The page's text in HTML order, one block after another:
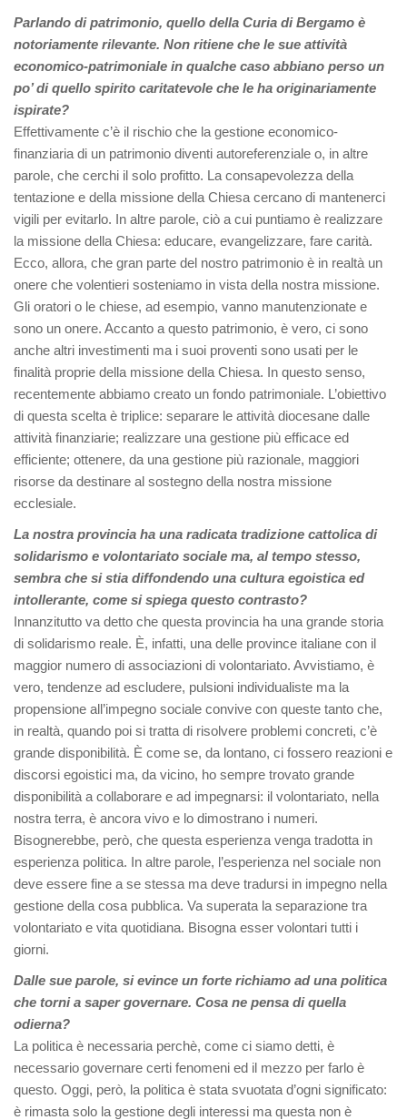
Parlando di patrimonio, quello della Curia di Bergamo è
notoriamente rilevante. Non ritiene che le sue attività
economico-patrimoniale in qualche caso abbiano perso un
po’ di quello spirito caritatevole che le ha originariamente
ispirate?
Effettivamente c’è il rischio che la gestione economico-
finanziaria di un patrimonio diventi autoreferenziale o, in altre
parole, che cerchi il solo profitto. La consapevolezza della
tentazione e della missione della Chiesa cercano di mantenerci
vigili per evitarlo. In altre parole, ciò a cui puntiamo è realizzare
la missione della Chiesa: educare, evangelizzare, fare carità.
Ecco, allora, che gran parte del nostro patrimonio è in realtà un
onere che volentieri sosteniamo in vista della nostra missione.
Gli oratori o le chiese, ad esempio, vanno manutenzionate e
sono un onere. Accanto a questo patrimonio, è vero, ci sono
anche altri investimenti ma i suoi proventi sono usati per le
finalità proprie della missione della Chiesa. In questo senso,
recentemente abbiamo creato un fondo patrimoniale. L’obiettivo
di questa scelta è triplice: separare le attività diocesane dalle
attività finanziarie; realizzare una gestione più efficace ed
efficiente; ottenere, da una gestione più razionale, maggiori
risorse da destinare al sostegno della nostra missione
ecclesiale.
La nostra provincia ha una radicata tradizione cattolica di
solidarismo e volontariato sociale ma, al tempo stesso,
sembra che si stia diffondendo una cultura egoistica ed
intollerante, come si spiega questo contrasto?
Innanzitutto va detto che questa provincia ha una grande storia
di solidarismo reale. È, infatti, una delle province italiane con il
maggior numero di associazioni di volontariato. Avvistiamo, è
vero, tendenze ad escludere, pulsioni individualiste ma la
propensione all’impegno sociale convive con queste tanto che,
in realtà, quando poi si tratta di risolvere problemi concreti, c’è
grande disponibilità. È come se, da lontano, ci fossero reazioni e
discorsi egoistici ma, da vicino, ho sempre trovato grande
disponibilità a collaborare e ad impegnarsi: il volontariato, nella
nostra terra, è ancora vivo e lo dimostrano i numeri.
Bisognerebbe, però, che questa esperienza venga tradotta in
esperienza politica. In altre parole, l’esperienza nel sociale non
deve essere fine a se stessa ma deve tradursi in impegno nella
gestione della cosa pubblica. Va superata la separazione tra
volontariato e vita quotidiana. Bisogna esser volontari tutti i
giorni.
Dalle sue parole, si evince un forte richiamo ad una politica
che torni a saper governare. Cosa ne pensa di quella
odierna?
La politica è necessaria perchè, come ci siamo detti, è
necessario governare certi fenomeni ed il mezzo per farlo è
questo. Oggi, però, la politica è stata svuotata d’ogni significato:
è rimasta solo la gestione degli interessi ma questa non è